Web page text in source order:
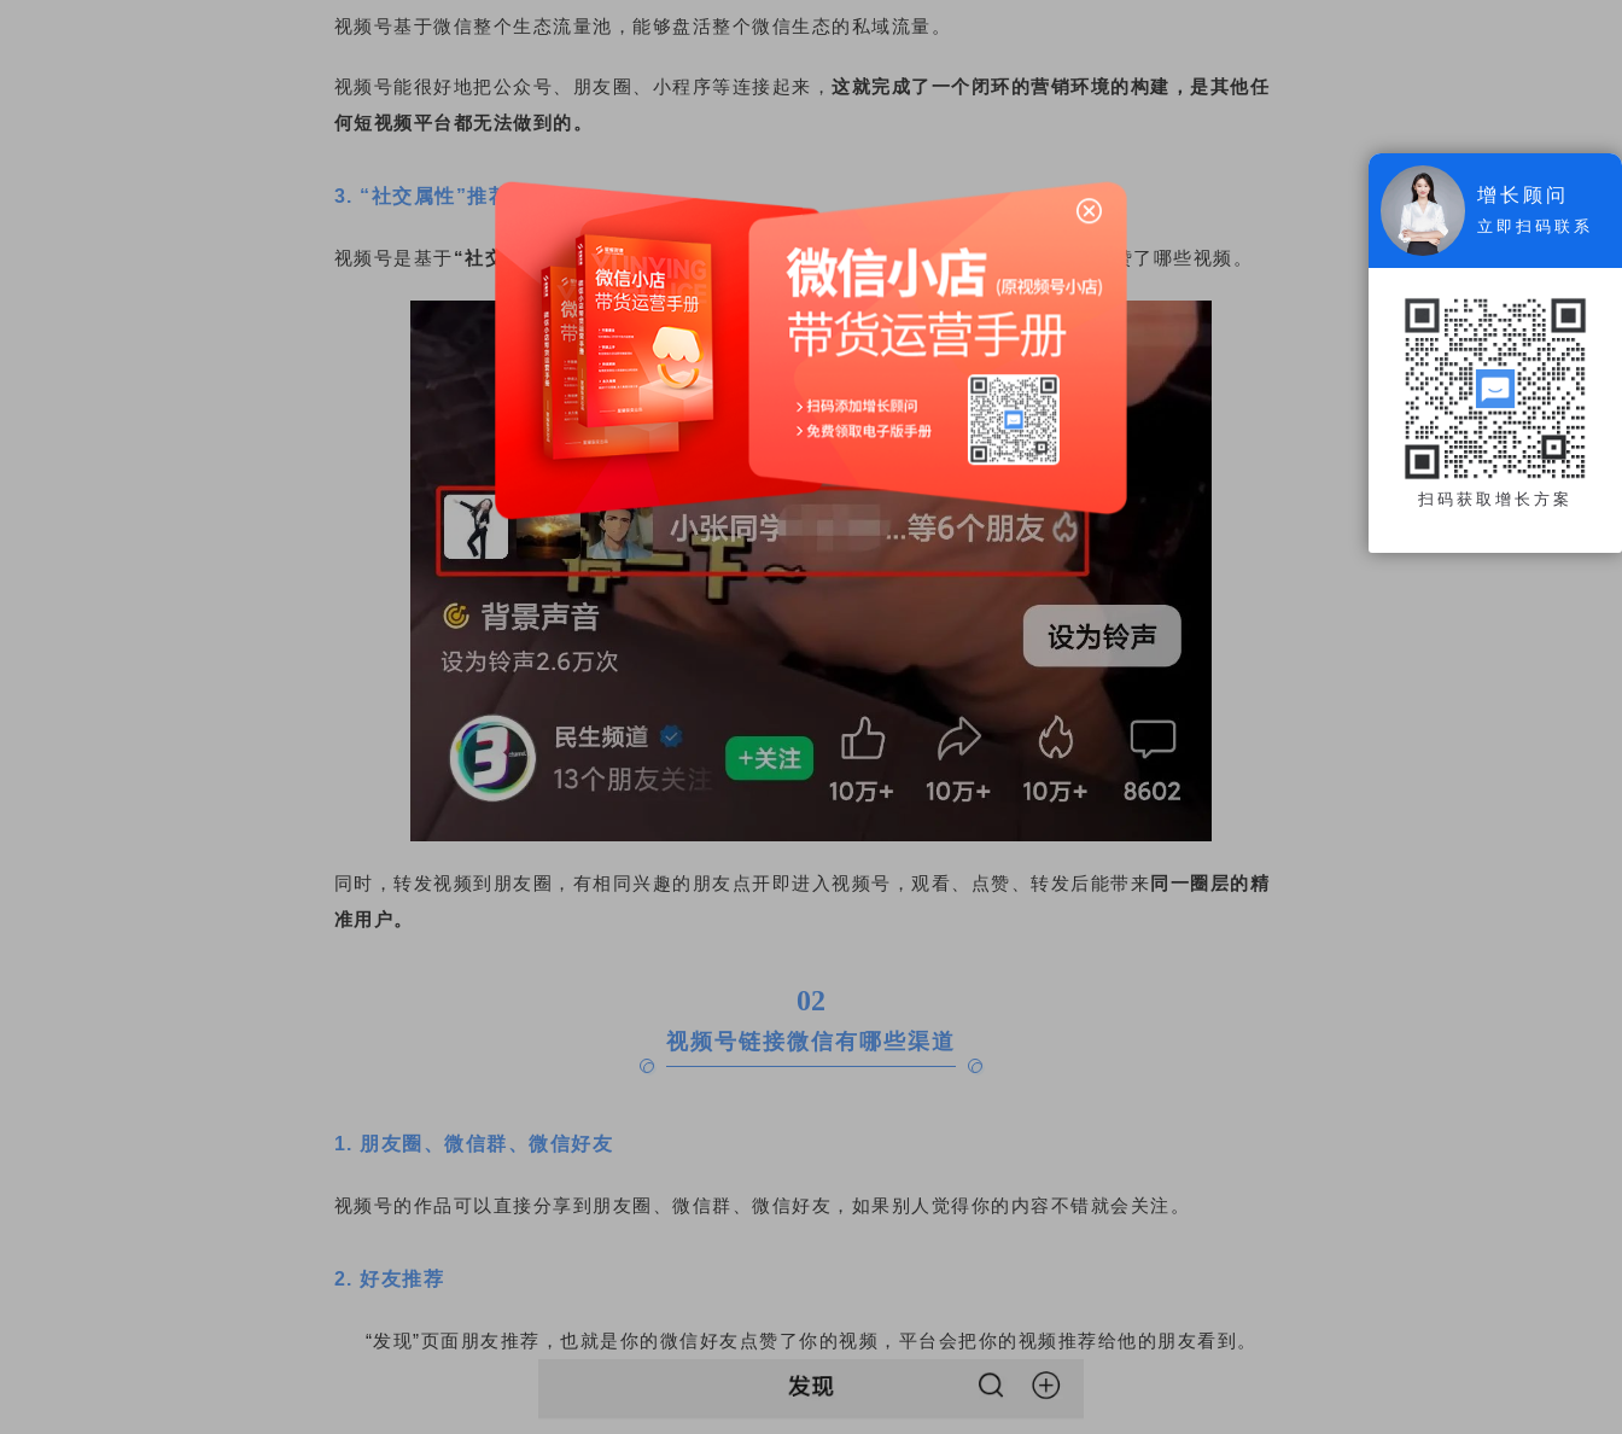
视频号基于微信整个生态流量池，能够盘活整个微信生态的私域流量。
视频号能很好地把公众号、朋友圈、小程序等连接起来，这就完成了一个闭环的营销环境的构建，是其他任
何短视频平台都无法做到的。
3. “社交属性”推荐机制
视频号是基于“社交属性”进行推荐的，在看视频的时候，你也可以知道朋友在看什么，点赞了哪些视频。
同时，转发视频到朋友圈，有相同兴趣的朋友点开即进入视频号，观看、点赞、转发后能带来 同一圈层的精
准用户。
02
视频号链接微信有哪些渠道
1. 朋友圈、微信群、微信好友
视频号的作品可以直接分享到朋友圈、微信群、微信好友，如果别人觉得你的内容不错就会关注。
2. 好友推荐
“发现”页面朋友推荐，也就是你的微信好友点赞了你的视频，平台会把你的视频推荐给他的朋友看到。
增长顾问
立即扫码联系
扫码获取增长方案